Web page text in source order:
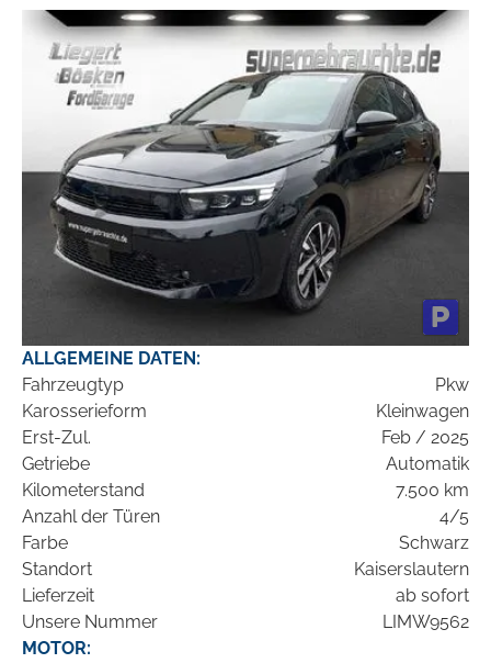
ALLGEMEINE DATEN:
Fahrzeugtyp
Pkw
Karosserieform
Kleinwagen
Erst-Zul.
Feb / 2025
Getriebe
Automatik
Kilometerstand
7.500 km
Anzahl der Türen
4/5
Farbe
Schwarz
Standort
Kaiserslautern
Lieferzeit
ab sofort
Unsere Nummer
LIMW9562
MOTOR: